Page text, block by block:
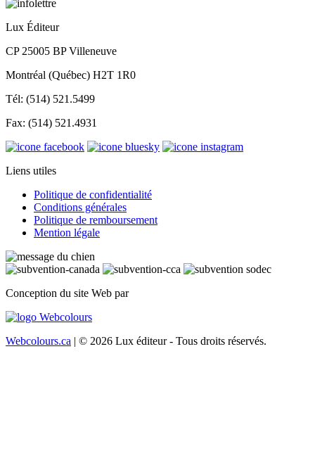
Lux Éditeur
CP 25005 BP Villeneuve
Montréal (Québec) H2T 1R0
Tél: (514) 521.5499
Fax: (514) 521.4931
Liens utiles
Politique de confidentialité
Conditions générales
Politique de remboursement
Mention légale
Conception du site Web par
Webcolours.ca | © 2026 Lux éditeur - Tous droits réservés.